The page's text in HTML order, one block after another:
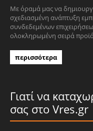
Με όραμά μας να
σχεδιασμένη ανάπτυξη
συνδεδεμένων
ολοκληρωμένη σειρά
περισσότερα
Γιατί να
σας στο Vres.gr